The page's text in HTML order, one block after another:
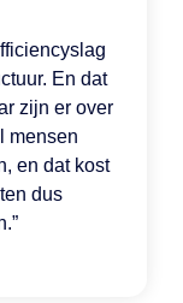
En dat
zijn er over
mensen
en dat kost
dus